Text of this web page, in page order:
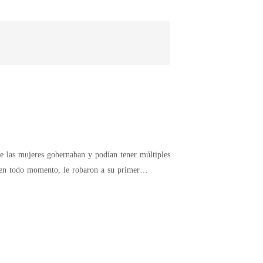
todo momento, le robaron a su primer
un poco de dinero con desdén para que